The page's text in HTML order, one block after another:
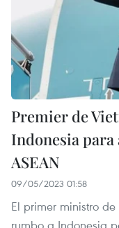
Premier de
Indonesia
ASEAN
09/05/2023 01:58
El primer ministro